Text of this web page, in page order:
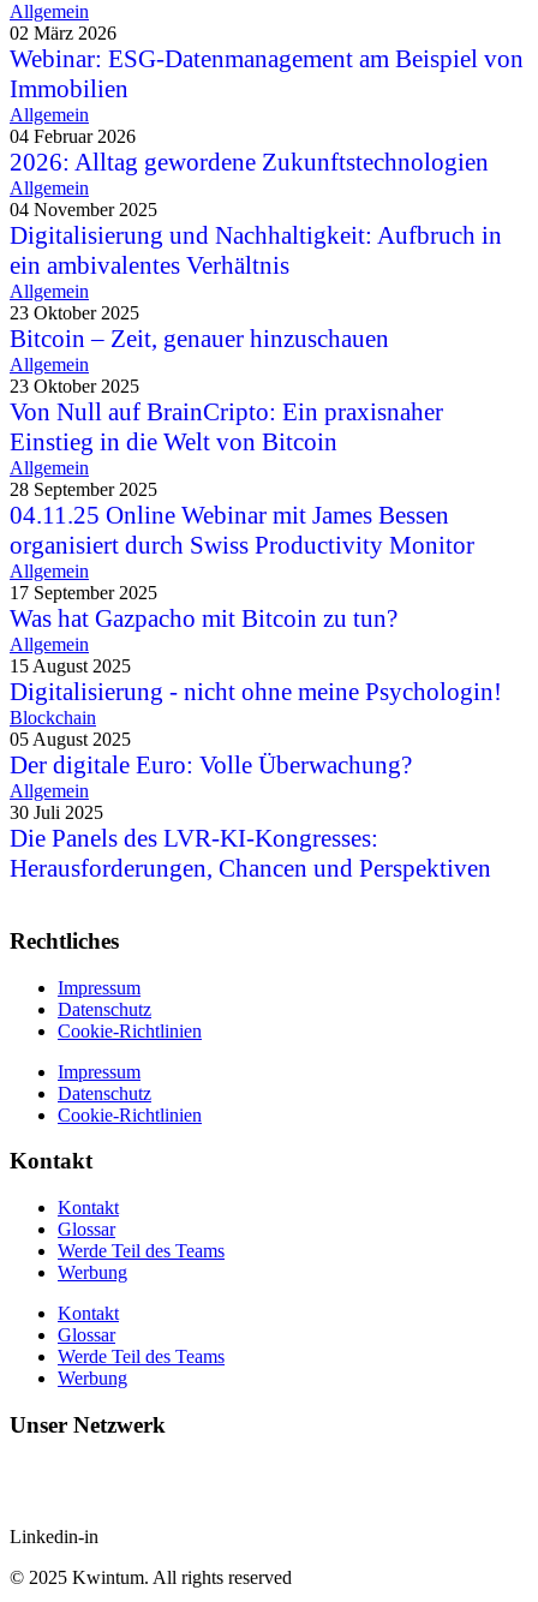
Allgemein
02 März 2026
Webinar: ESG-Datenmanagement am Beispiel von
Immobilien
Allgemein
04 Februar 2026
2026: Alltag gewordene Zukunftstechnologien
Allgemein
04 November 2025
Digitalisierung und Nachhaltigkeit: Aufbruch in
ein ambivalentes Verhältnis
Allgemein
23 Oktober 2025
Bitcoin – Zeit, genauer hinzuschauen
Allgemein
23 Oktober 2025
Von Null auf BrainCripto: Ein praxisnaher
Einstieg in die Welt von Bitcoin
Allgemein
28 September 2025
04.11.25 Online Webinar mit James Bessen
organisiert durch Swiss Productivity Monitor
Allgemein
17 September 2025
Was hat Gazpacho mit Bitcoin zu tun?
Allgemein
15 August 2025
Digitalisierung - nicht ohne meine Psychologin!
Blockchain
05 August 2025
Der digitale Euro: Volle Überwachung?
Allgemein
30 Juli 2025
Die Panels des LVR-KI-Kongresses:
Herausforderungen, Chancen und Perspektiven
Rechtliches
Impressum
Datenschutz
Cookie-Richtlinien
Impressum
Datenschutz
Cookie-Richtlinien
Kontakt
Kontakt
Glossar
Werde Teil des Teams
Werbung
Kontakt
Glossar
Werde Teil des Teams
Werbung
Unser Netzwerk
Linkedin-in
© 2025 Kwintum. All rights reserved